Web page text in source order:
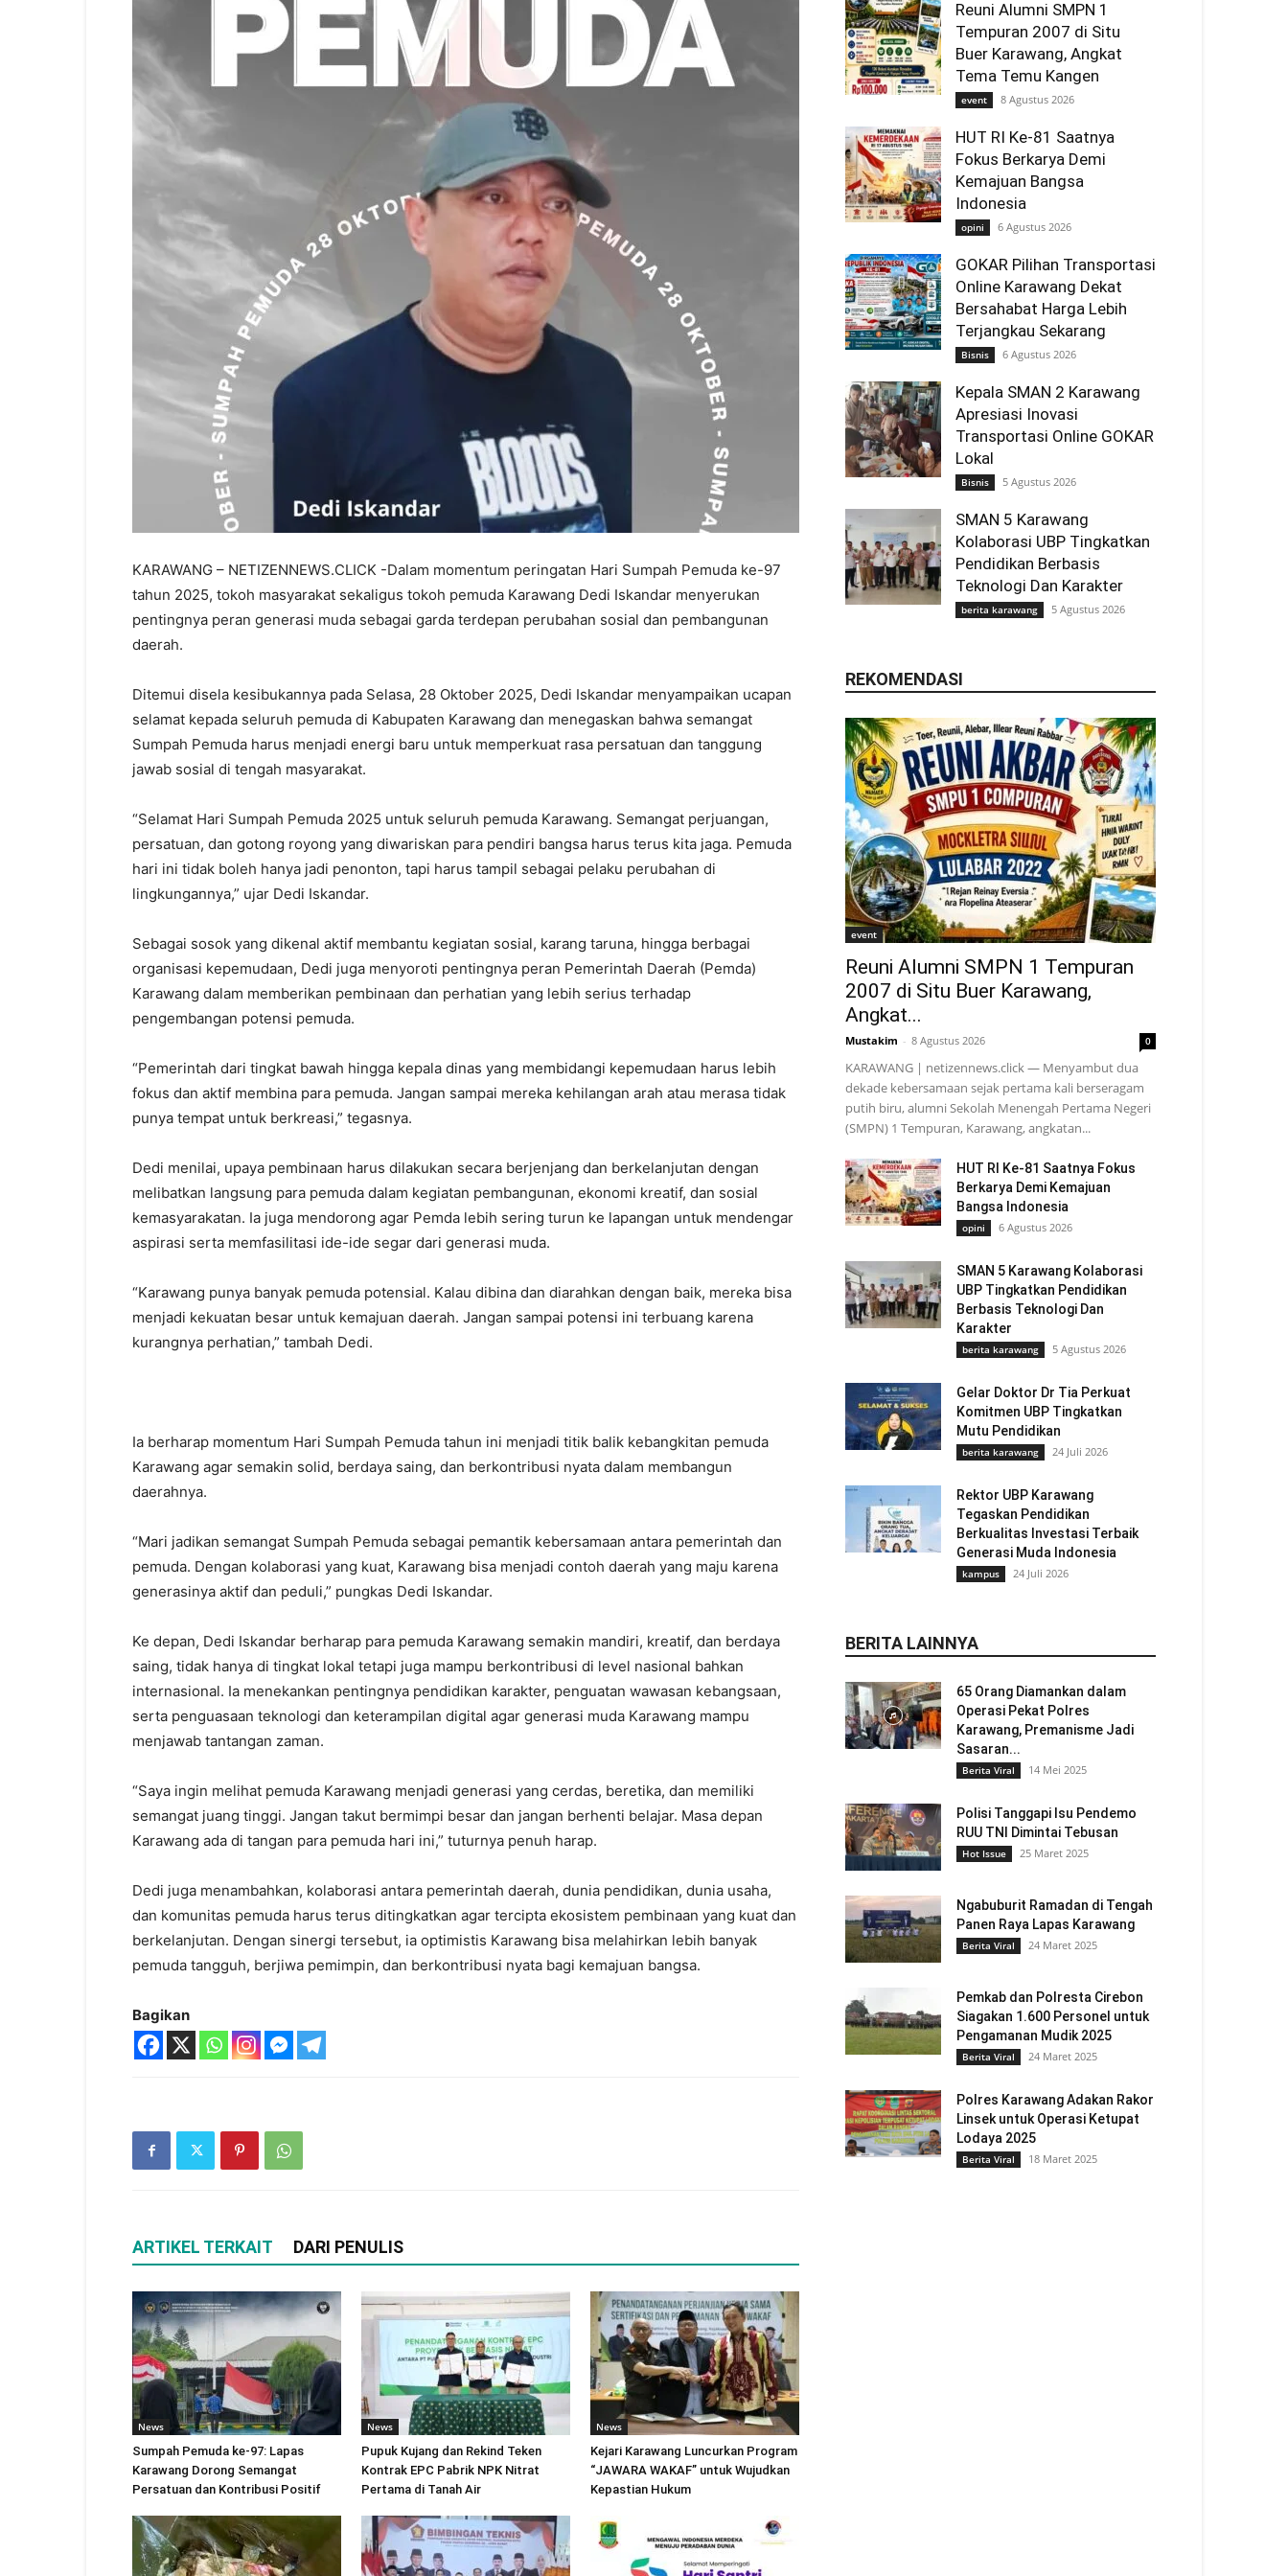
KARAWANG – NETIZENNEWS.CLICK -Dalam momentum peringatan Hari Sumpah Pemuda ke-97
tahun 2025, tokoh masyarakat sekaligus tokoh pemuda Karawang Dedi Iskandar menyerukan
pentingnya peran generasi muda sebagai garda terdepan perubahan sosial dan pembangunan
daerah.
Ditemui disela kesibukannya pada Selasa, 28 Oktober 2025, Dedi Iskandar menyampaikan ucapan
selamat kepada seluruh pemuda di Kabupaten Karawang dan menegaskan bahwa semangat
Sumpah Pemuda harus menjadi energi baru untuk memperkuat rasa persatuan dan tanggung
jawab sosial di tengah masyarakat.
“Selamat Hari Sumpah Pemuda 2025 untuk seluruh pemuda Karawang. Semangat perjuangan,
persatuan, dan gotong royong yang diwariskan para pendiri bangsa harus terus kita jaga. Pemuda
hari ini tidak boleh hanya jadi penonton, tapi harus tampil sebagai pelaku perubahan di
lingkungannya,” ujar Dedi Iskandar.
Sebagai sosok yang dikenal aktif membantu kegiatan sosial, karang taruna, hingga berbagai
organisasi kepemudaan, Dedi juga menyoroti pentingnya peran Pemerintah Daerah (Pemda)
Karawang dalam memberikan pembinaan dan perhatian yang lebih serius terhadap
pengembangan potensi pemuda.
“Pemerintah dari tingkat bawah hingga kepala dinas yang membidangi kepemudaan harus lebih
fokus dan aktif membina para pemuda. Jangan sampai mereka kehilangan arah atau merasa tidak
punya tempat untuk berkreasi,” tegasnya.
Dedi menilai, upaya pembinaan harus dilakukan secara berjenjang dan berkelanjutan dengan
melibatkan langsung para pemuda dalam kegiatan pembangunan, ekonomi kreatif, dan sosial
kemasyarakatan. Ia juga mendorong agar Pemda lebih sering turun ke lapangan untuk mendengar
aspirasi serta memfasilitasi ide-ide segar dari generasi muda.
“Karawang punya banyak pemuda potensial. Kalau dibina dan diarahkan dengan baik, mereka bisa
menjadi kekuatan besar untuk kemajuan daerah. Jangan sampai potensi ini terbuang karena
kurangnya perhatian,” tambah Dedi.
Ia berharap momentum Hari Sumpah Pemuda tahun ini menjadi titik balik kebangkitan pemuda
Karawang agar semakin solid, berdaya saing, dan berkontribusi nyata dalam membangun
daerahnya.
“Mari jadikan semangat Sumpah Pemuda sebagai pemantik kebersamaan antara pemerintah dan
pemuda. Dengan kolaborasi yang kuat, Karawang bisa menjadi contoh daerah yang maju karena
generasinya aktif dan peduli,” pungkas Dedi Iskandar.
Ke depan, Dedi Iskandar berharap para pemuda Karawang semakin mandiri, kreatif, dan berdaya
saing, tidak hanya di tingkat lokal tetapi juga mampu berkontribusi di level nasional bahkan
internasional. Ia menekankan pentingnya pendidikan karakter, penguatan wawasan kebangsaan,
serta penguasaan teknologi dan keterampilan digital agar generasi muda Karawang mampu
menjawab tantangan zaman.
“Saya ingin melihat pemuda Karawang menjadi generasi yang cerdas, beretika, dan memiliki
semangat juang tinggi. Jangan takut bermimpi besar dan jangan berhenti belajar. Masa depan
Karawang ada di tangan para pemuda hari ini,” tuturnya penuh harap.
Dedi juga menambahkan, kolaborasi antara pemerintah daerah, dunia pendidikan, dunia usaha,
dan komunitas pemuda harus terus ditingkatkan agar tercipta ekosistem pembinaan yang kuat dan
berkelanjutan. Dengan sinergi tersebut, ia optimistis Karawang bisa melahirkan lebih banyak
pemuda tangguh, berjiwa pemimpin, dan berkontribusi nyata bagi kemajuan bangsa.
Bagikan
ARTIKEL TERKAIT DARI PENULIS
News
Sumpah Pemuda ke-97: Lapas
Karawang Dorong Semangat
Persatuan dan Kontribusi Positif
News
Pupuk Kujang dan Rekind Teken
Kontrak EPC Pabrik NPK Nitrat
Pertama di Tanah Air
News
Kejari Karawang Luncurkan Program
“JAWARA WAKAF” untuk Wujudkan
Kepastian Hukum
Reuni Alumni SMPN 1
Tempuran 2007 di Situ
Buer Karawang, Angkat
Tema Temu Kangen
event 8 Agustus 2026
HUT RI Ke-81 Saatnya
Fokus Berkarya Demi
Kemajuan Bangsa
Indonesia
opini 6 Agustus 2026
GOKAR Pilihan Transportasi
Online Karawang Dekat
Bersahabat Harga Lebih
Terjangkau Sekarang
Bisnis 6 Agustus 2026
Kepala SMAN 2 Karawang
Apresiasi Inovasi
Transportasi Online GOKAR
Lokal
Bisnis 5 Agustus 2026
SMAN 5 Karawang
Kolaborasi UBP Tingkatkan
Pendidikan Berbasis
Teknologi Dan Karakter
berita karawang 5 Agustus 2026
REKOMENDASI
event
Reuni Alumni SMPN 1 Tempuran
2007 di Situ Buer Karawang,
Angkat...
Mustakim - 8 Agustus 2026 0
KARAWANG | netizennews.click — Menyambut dua
dekade kebersamaan sejak pertama kali berseragam
putih biru, alumni Sekolah Menengah Pertama Negeri
(SMPN) 1 Tempuran, Karawang, angkatan...
HUT RI Ke-81 Saatnya Fokus
Berkarya Demi Kemajuan
Bangsa Indonesia
opini 6 Agustus 2026
SMAN 5 Karawang Kolaborasi
UBP Tingkatkan Pendidikan
Berbasis Teknologi Dan
Karakter
berita karawang 5 Agustus 2026
Gelar Doktor Dr Tia Perkuat
Komitmen UBP Tingkatkan
Mutu Pendidikan
berita karawang 24 Juli 2026
Rektor UBP Karawang
Tegaskan Pendidikan
Berkualitas Investasi Terbaik
Generasi Muda Indonesia
kampus 24 Juli 2026
BERITA LAINNYA
65 Orang Diamankan dalam
Operasi Pekat Polres
Karawang, Premanisme Jadi
Sasaran...
Berita Viral 14 Mei 2025
Polisi Tanggapi Isu Pendemo
RUU TNI Dimintai Tebusan
Hot Issue 25 Maret 2025
Ngabuburit Ramadan di Tengah
Panen Raya Lapas Karawang
Berita Viral 24 Maret 2025
Pemkab dan Polresta Cirebon
Siagakan 1.600 Personel untuk
Pengamanan Mudik 2025
Berita Viral 24 Maret 2025
Polres Karawang Adakan Rakor
Linsek untuk Operasi Ketupat
Lodaya 2025
Berita Viral 18 Maret 2025